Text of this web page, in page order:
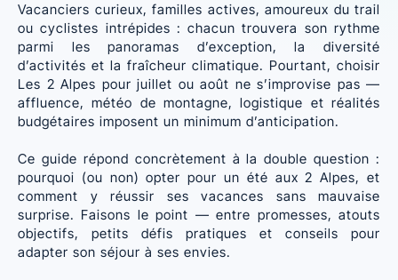
Vacanciers curieux, familles actives, amoureux du trail
ou cyclistes intrépides : chacun trouvera son rythme
parmi les panoramas d’exception, la diversité
d’activités et la fraîcheur climatique. Pourtant, choisir
Les 2 Alpes pour juillet ou août ne s’improvise pas —
affluence, météo de montagne, logistique et réalités
budgétaires imposent un minimum d’anticipation.
Ce guide répond concrètement à la double question :
pourquoi (ou non) opter pour un été aux 2 Alpes, et
comment y réussir ses vacances sans mauvaise
surprise. Faisons le point — entre promesses, atouts
objectifs, petits défis pratiques et conseils pour
adapter son séjour à ses envies.